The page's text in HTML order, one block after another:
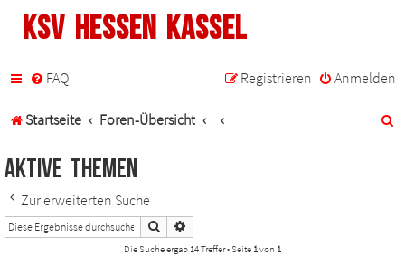
KSV Hessen Kassel
FAQ Anmelden
Registrieren
Startseite Foren-Übersicht
Aktive Themen
Zur erweiterten Suche
Suche
Die Suche ergab 14 Treffer • Seite 1von 1